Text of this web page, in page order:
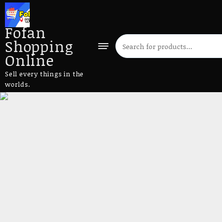
Fofan
Shopping
Online
Sell every things in the
worlds.